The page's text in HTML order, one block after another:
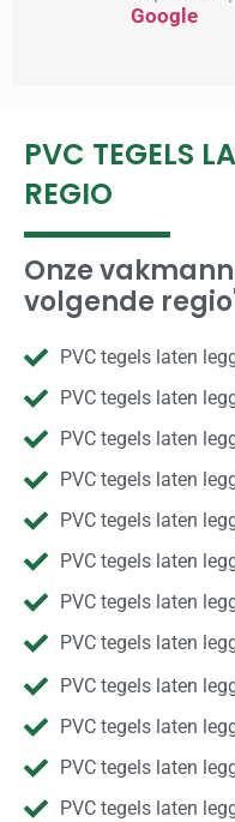
Google
PVC TEGELS
REGIO
Onze
volgende
PVC tegels laten
PVC tegels laten
PVC tegels laten
PVC tegels laten
PVC tegels laten
PVC tegels laten
PVC tegels laten
PVC tegels laten
PVC tegels laten
PVC tegels laten
PVC tegels laten
PVC tegels laten